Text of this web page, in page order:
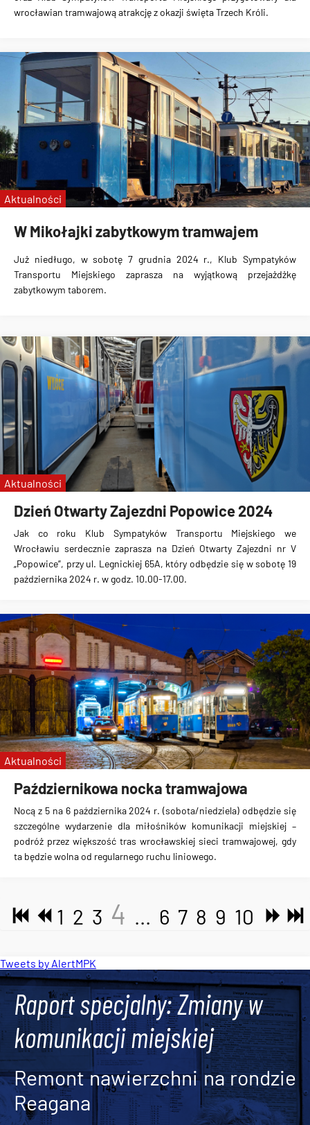
wrocławian tramwajową atrakcję z okazji święta Trzech Króli.
W Mikołajki zabytkowym tramwajem
Już niedługo, w sobotę 7 grudnia 2024 r., Klub Sympatyków
Transportu Miejskiego zaprasza na wyjątkową przejażdżkę
zabytkowym taborem.
Aktualności
Dzień Otwarty Zajezdni Popowice 2024
Jak co roku Klub Sympatyków Transportu Miejskiego we
Wrocławiu serdecznie zaprasza na Dzień Otwarty Zajezdni nr V
„Popowice”, przy ul. Legnickiej 65A, który odbędzie się w sobotę 19
października 2024 r. w godz. 10.00-17.00.
Aktualności
Październikowa nocka tramwajowa
Nocą z 5 na 6 października 2024 r. (sobota/niedziela) odbędzie się
szczególne wydarzenie dla miłośników komunikacji miejskiej –
podróż przez większość tras wrocławskiej sieci tramwajowej, gdy
ta będzie wolna od regularnego ruchu liniowego.
Aktualności
1 2 3 4 ... 6 7 8 9 10
Tweets by AlertMPK
Raport specjalny: Zmiany w
komunikacji miejskiej
Remont nawierzchni na rondzie
Reagana